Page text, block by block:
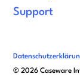
Support
©2026 Caseware